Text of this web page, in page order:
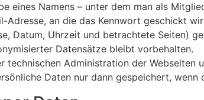
eines Namens – unter dem man als
Adresse, an die das Kennwort geschickt
Datum, Uhrzeit und betrachtete Seiten)
Datensätze bleibt vorbehalten.
Administration der Webseiten
Daten nur dann gespeichert,